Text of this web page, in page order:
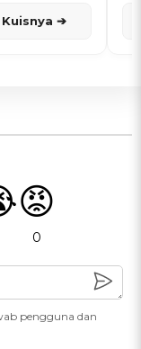
➔
😡
0
pengguna dan